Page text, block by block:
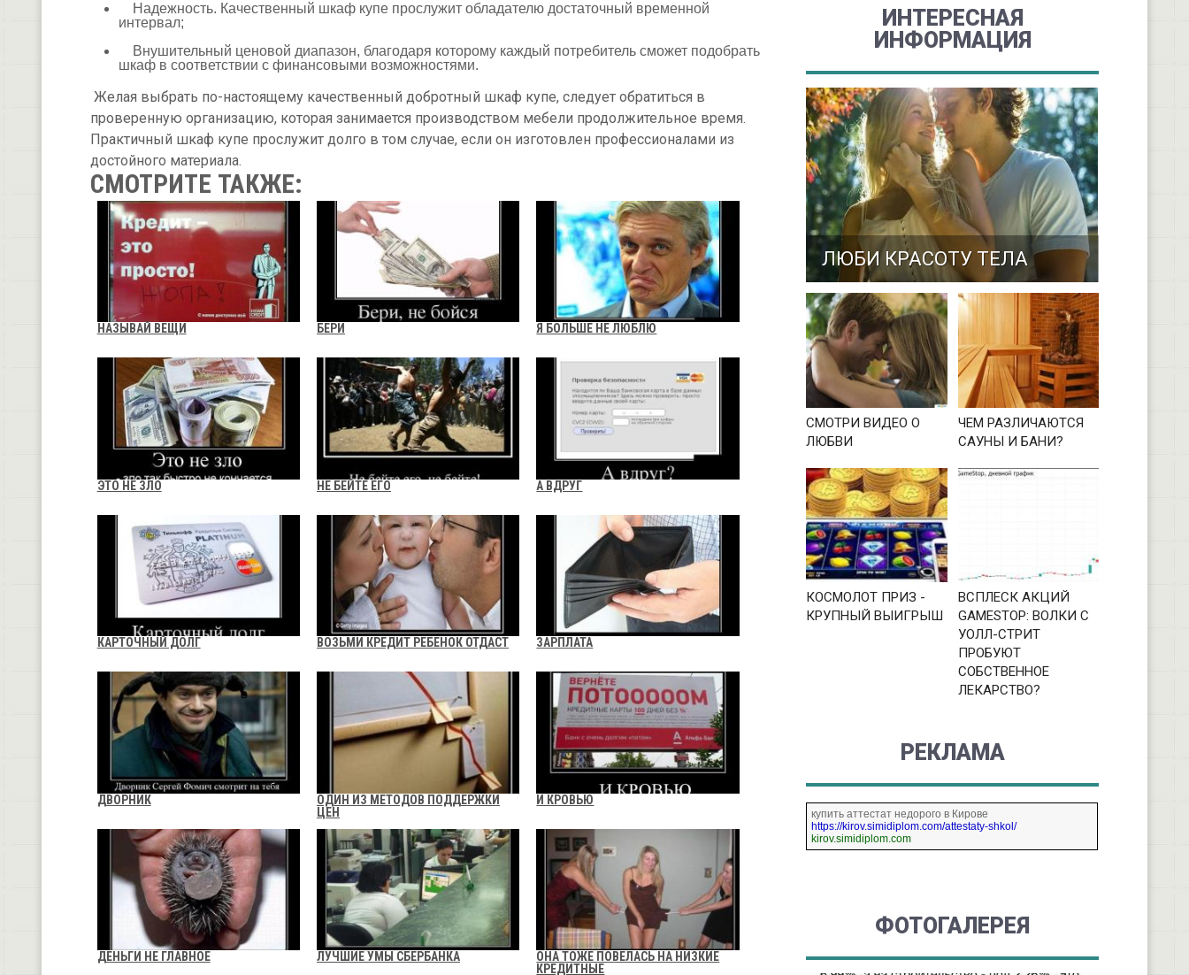
Надежность. Качественный шкаф купе прослужит обладателю достаточный временной
интервал;
Внушительный ценовой диапазон, благодаря которому каждый потребитель сможет подобрать
шкаф в соответствии с финансовыми возможностями.
Желая выбрать по-настоящему качественный добротный шкаф купе, следует обратиться в
проверенную организацию, которая занимается производством мебели продолжительное время.
Практичный шкаф купе прослужит долго в том случае, если он изготовлен профессионалами из
достойного материала.
СМОТРИТЕ ТАКЖЕ:
НАЗЫВАЙ ВЕЩИ БЕРИ Я БОЛЬШЕ НЕ ЛЮБЛЮ
ЭТО НЕ ЗЛО НЕ БЕЙТЕ ЕГО А ВДРУГ
КАРТОЧНЫЙ ДОЛГ ВОЗЬМИ КРЕДИТ РЕБЕНОК ОТДАСТ ЗАРПЛАТА
ДВОРНИК
ОДИН ИЗ МЕТОДОВ ПОДДЕРЖКИ
ЦЕН
И КРОВЬЮ
ДЕНЬГИ НЕ ГЛАВНОЕ ЛУЧШИЕ УМЫ СБЕРБАНКА
ОНА ТОЖЕ ПОВЕЛАСЬ НА НИЗКИЕ
КРЕДИТНЫЕ
ИНТЕРЕСНАЯ
ИНФОРМАЦИЯ
ЛЮБИ КРАСОТУ ТЕЛА
СМОТРИ ВИДЕО О
ЛЮБВИ
ЧЕМ РАЗЛИЧАЮТСЯ
САУНЫ И БАНИ?
КОСМОЛОТ ПРИЗ -
КРУПНЫЙ ВЫИГРЫШ
ВСПЛЕСК АКЦИЙ
GAMESTOP: ВОЛКИ С
УОЛЛ-СТРИТ
ПРОБУЮТ
СОБСТВЕННОЕ
ЛЕКАРСТВО?
РЕКЛАМА
купить аттестат недорого в Кирове
https://kirov.simidiplom.com/attestaty-shkol/
kirov.simidiplom.com
ФОТОГАЛЕРЕЯ